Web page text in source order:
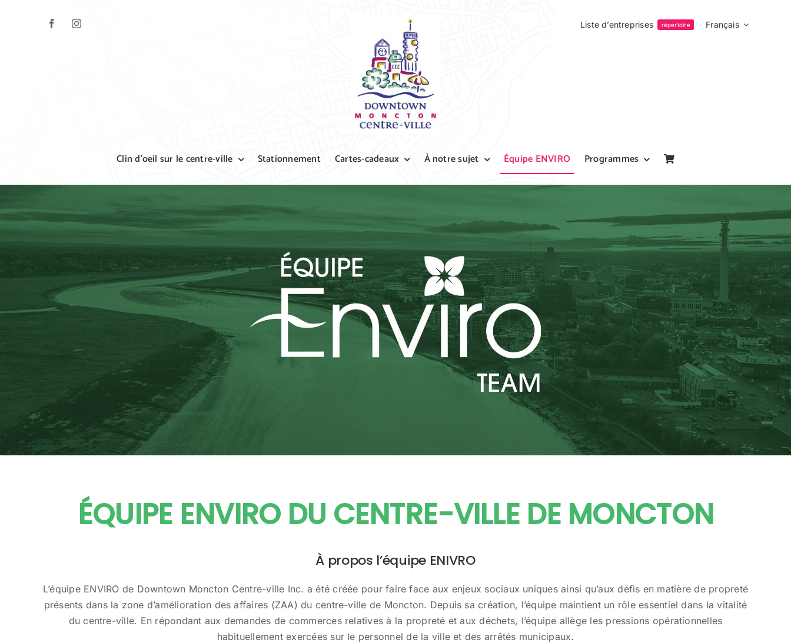
Liste d’entreprises répertoire Français
Clin d’oeil sur le centre-ville Stationnement Cartes-cadeaux À notre sujet Équipe ENVIRO Programmes
ÉQUIPE ENVIRO DU CENTRE-VILLE DE MONCTON
À propos l’équipe ENIVRO
L’équipe ENVIRO de Downtown Moncton Centre-ville Inc. a été créée pour faire face aux enjeux sociaux uniques ainsi qu’aux défis en matière de propreté
présents dans la zone d’amélioration des affaires (ZAA) du centre-ville de Moncton. Depuis sa création, l’équipe maintient un rôle essentiel dans la vitalité
du centre-ville. En répondant aux demandes de commerces relatives à la propreté et aux déchets, l’équipe allège les pressions opérationnelles
habituellement exercées sur le personnel de la ville et des arrêtés municipaux.